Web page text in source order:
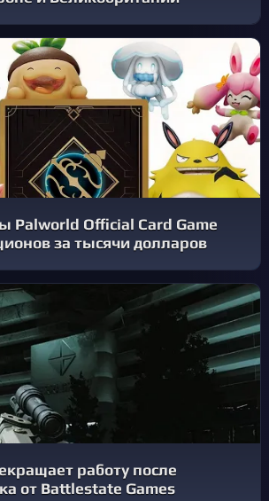
Palworld Official Card Game
за тысячи долларов
работу после
от Battlestate Games